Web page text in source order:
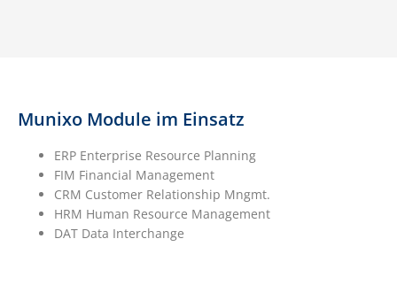
Munixo Module im Einsatz
ERP Enterprise Resource Planning
FIM Financial Management
CRM Customer Relationship Mngmt.
HRM Human Resource Management
DAT Data Interchange